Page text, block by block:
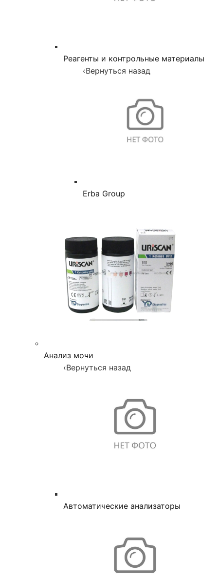
Реагенты и контрольные материалы
‹Вернуться назад
Erba Group
Анализ мочи
‹Вернуться назад
Автоматические анализаторы